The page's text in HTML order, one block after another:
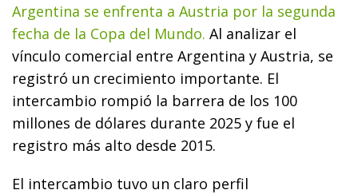
Argentina se enfrenta a Austria por la segunda
fecha de la Copa del Mundo. Al analizar el
vínculo comercial entre Argentina y Austria, se
registró un crecimiento importante. El
intercambio rompió la barrera de los 100
millones de dólares durante 2025 y fue el
registro más alto desde 2015.
El intercambio tuvo un claro perfil